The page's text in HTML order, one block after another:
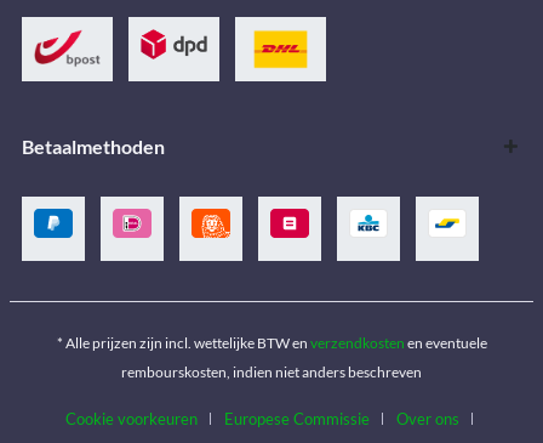
Betaalmethoden
* Alle prijzen zijn incl. wettelijke BTW en verzendkosten en eventuele
rembourskosten, indien niet anders beschreven
Cookie voorkeuren Europese Commissie Over ons